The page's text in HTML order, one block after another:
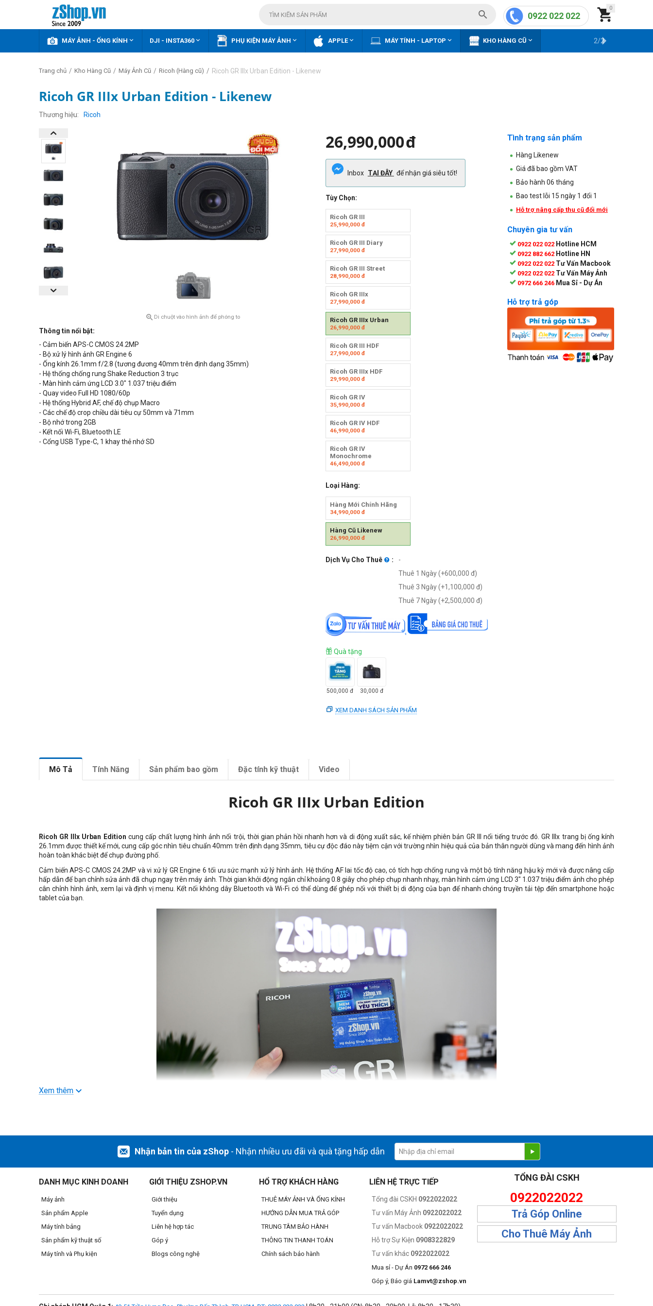
0

0922 022 022

KHUYẾN MÃI
MÁY ẢNH - ỐNG KÍNH  DJI - INSTA360  PHỤ KIỆN MÁY ẢNH  APPLE MÁY TÍNH - LAPTOP  KHO HÀNG CŨ  2/2
Trang chủ / Kho Hàng Cũ / Máy Ảnh Cũ / Ricoh (Hàng cũ) / Ricoh GR IIIx Urban Edition - Likenew
Ricoh GR IIIx Urban Edition - Likenew
Thương hiệu Ricoh
 Di chuột vào hình ảnh để phóng to
Thông tin nổi bật:
- Cảm biến APS-CCMOS 24.2MP
- Bộ xử lý hình ảnh GR Engine 6
- Ống kính 26.1mm f/2.8 (tương đương 40mm trên định dạng 35mm)
- Hệ thống chống rung Shake Reduction 3 trục
- Màn hình cảm ứng LCD 3.0" 1.037 triệu điểm
- Quay video Full HD 1080/60p
- Hệ thống Hybrid AF, chế độ chụp Macro
- Các chế độ crop chiều dài tiêu cự 50mm và 71mm
- Bộ nhớ trong 2GB
- Kết nối Wi-Fi, Bluetooth LE
- Cổng USB Type-C, 1 khay thẻ nhớ SD
26,990,000đ
Inbox TẠI ĐÂY để nhận giá siêu tốt!
Tùy Chọn:
Ricoh GR III
25,990,000đ
Ricoh GR III Diary
27,990,000đ
Ricoh GR III Street
28,990,000đ
Ricoh GR IIIx
27,990,000đ
Ricoh GR IIIx Urban
26,990,000đ
Ricoh GR III HDF
27,990,000đ
Ricoh GR IIIx HDF
29,990,000đ
Ricoh GR IV
35,990,000đ
Ricoh GR IV HDF
46,990,000đ
Ricoh GR IV
Monochrome
46,490,000đ
Loại Hàng:
Hàng Mới Chính Hãng
34,990,000đ
Hàng Cũ Likenew
26,990,000đ
Dịch Vụ Cho Thuê :
-
Thuê 1 Ngày (+600,000 đ)
Thuê 3 Ngày (+1,100,000 đ)
Thuê 7 Ngày (+2,500,000 đ)
Quà tặng
500,000 đ 30,000 đ
XEM DANH SÁCH SẢN PHẨM
Tình trạng sản phẩm
Hàng Likenew
Giá đã bao gồm VAT
Bảo hành 06 tháng
Bao test lỗi 15 ngày 1 đổi 1
Hỗ trợ nâng cấp thu cũ đổi mới
Chuyên gia tư vấn
0922 022 022 Hotline HCM
0922 882 662 Hotline HN
0922 022 022 Tư Vấn Macbook
0922 022 022 Tư Vấn Máy Ảnh
0972 666 246 Mua Sỉ - Dự Án
Hỗ trợ trả góp
Mô Tả Tính Năng Sản phẩm bao gồm Đặc tính kỹ thuật Video
Ricoh GR IIIx Urban Edition
Ricoh GR IIIx Urban Edition cung cấp chất lượng hình ảnh nổi trội, thời gian phản hồi nhanh hơn và di động xuất sắc, kế nhiệm phiên bản GR III nổi tiếng trước đó. GR IIIx trang bị ống kính
26.1mm được thiết kế mới, cung cấp góc nhìn tiêu chuẩn 40mm trên định dạng 35mm, tiêu cự độc đáo này tiệm cận với trường nhìn hiệu quả của bản thân người dùng và mang đến hình ảnh
hoàn toàn khác biệt để chụp đường phố.
Cảm biến APS-C CMOS 24.2MP và vi xử lý GR Engine 6 tối ưu sức mạnh xử lý hình ảnh. Hệ thống AF lai tốc độ cao, có tích hợp chống rung và một bộ tính năng hậu kỳ mới và được nâng cấp
hấp dẫn để bạn chỉnh sửa ảnh đã chụp ngay trên máy ảnh. Thời gian khởi động ngắn chỉ khoảng 0.8 giây cho phép chụp nhanh nhạy, màn hình cảm ứng LCD 3" 1.037 triệu điểm ảnh cho phép
cân chỉnh hình ảnh, xem lại và định vị menu. Kết nối không dây Bluetooth và Wi-Fi có thể dùng để ghép nối với thiết bị di động của bạn để nhanh chóng truyền tải tệp đến smartphone hoặc
tablet của bạn.
Xem thêm
Nhận bản tin của zShop - Nhận nhiều ưu đãi và quà tặng hấp dẫn
DANH MỤC KINH DOANH
Máy ảnh
Sản phẩm Apple
Máy tính bảng
Sản phẩm kỹ thuật số
Máy tính và Phụ kiện
GIỚI THIỆU ZSHOP.VN
Giới thiệu
Tuyển dụng
Liên hệ hợp tác
Góp ý
Blogs công nghệ
HỔ TRỢ KHÁCH HÀNG
THUÊ MÁY ẢNH VÀ ỐNG KÍNH
HƯỚNG DẪN MUA TRẢ GÓP
TRUNG TÂM BẢO HÀNH
THÔNG TIN THANH TOÁN
Chính sách bảo hành
LIÊN HỆ TRỰC TIẾP
Tổng đài CSKH 0922022022
Tư vấn Máy Ảnh 0922022022
Tư vấn Macbook 0922022022
Hỗ trợ Sự Kiện 0908322829
Tư vấn khác 0922022022
Mua sỉ - Dự Án 0972 666 246
Góp ý, Báo giá Lamvt@zshop.vn
TỔNG ĐÀI CSKH
0922022022
Trả Góp Online
Cho Thuê Máy Ảnh